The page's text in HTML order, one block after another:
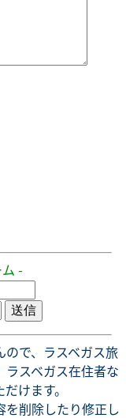
-
で、ラスベガス旅
スベガス在住者な
けます。
を削除したり修正し